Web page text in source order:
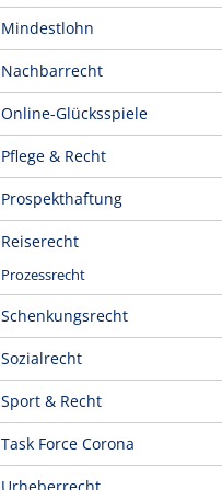
Mindestlohn
Nachbarrecht
Online-Glücksspiele
Pflege & Recht
Prospekthaftung
Reiserecht
Prozessrecht
Schenkungsrecht
Sozialrecht
Sport & Recht
Task Force Corona